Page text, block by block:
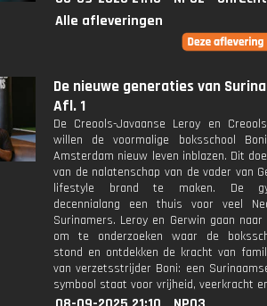
Alle afleveringen
De nieuwe generaties van
Afl. 1
De Creools-Javaanse Leroy en
willen de voormalige boksschool
Amsterdam nieuw leven inblazen. Dit
van de nalatenschap van de vader van
lifestyle brand te maken. De
decennialang een thuis voor veel
Surinamers. Leroy en Gerwin gaan naar
om te onderzoeken waar de
stond en ontdekken de kracht van
van verzetsstrijder Boni: een
symbool staat voor vrijheid, veerkracht